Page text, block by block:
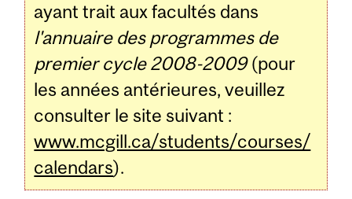
ayant trait aux facultés dans
l'annuaire des programmes de
premier cycle 2008-2009(pour
les années antérieures, veuillez
consulter le site suivant :
www.mcgill.ca/students/courses/
calendars).